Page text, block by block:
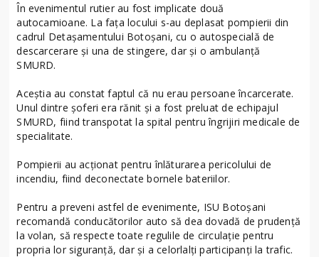
În evenimentul rutier au fost implicate două
autocamioane. La fața locului s-au deplasat pompierii din
cadrul Detaşamentului Botoșani, cu o autospecială de
descarcerare și una de stingere, dar și o ambulanță
SMURD.
Aceștia au constat faptul că nu erau persoane încarcerate.
Unul dintre șoferi era rănit și a fost preluat de echipajul
SMURD, fiind transpotat la spital pentru îngrijiri medicale de
specialitate.
Pompierii au acționat pentru înlăturarea pericolului de
incendiu, fiind deconectate bornele bateriilor.
Pentru a preveni astfel de evenimente, ISU Botoșani
recomandă conducătorilor auto să dea dovadă de prudență
la volan, să respecte toate regulile de circulație pentru
propria lor siguranță, dar și a celorlalți participanți la trafic.